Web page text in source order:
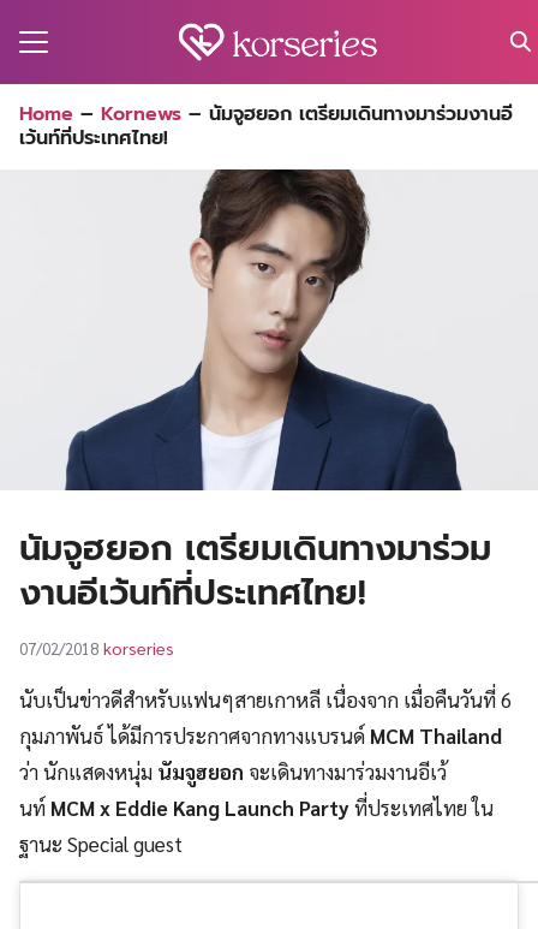
for:
Home – Kornews – นัมจูฮยอก เตรียมเดินทางมาร่วมงานอี
เว้นท์ที่ประเทศไทย!
นัมจูฮยอก เตรียมเดินทางมาร่วม
งานอีเว้นท์ที่ประเทศไทย!
07/02/2018 korseries
นับเป็นข่าวดีสำหรับแฟนๆสายเกาหลี เนื่องจาก เมื่อคืนวันที่ 6
กุมภาพันธ์ ได้มีการประกาศจากทางแบรนด์ MCM Thailand
ว่า นักแสดงหนุ่ม นัมจูฮยอก จะเดินทางมาร่วมงานอีเว้
นท์ MCM x Eddie Kang Launch Partyที่ประเทศไทย ใน
ฐานะ Special guest